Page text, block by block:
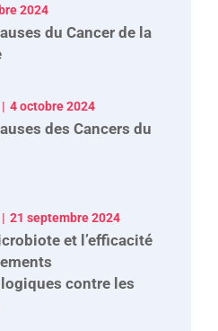
2024
du Cancer de la
4 octobre 2024
des Cancers du
21 septembre 2024
et l’efficacité
contre les